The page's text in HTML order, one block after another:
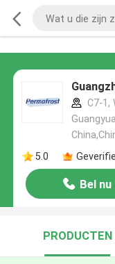
C7-1,
5.0
Bel nu
PRODUCTEN